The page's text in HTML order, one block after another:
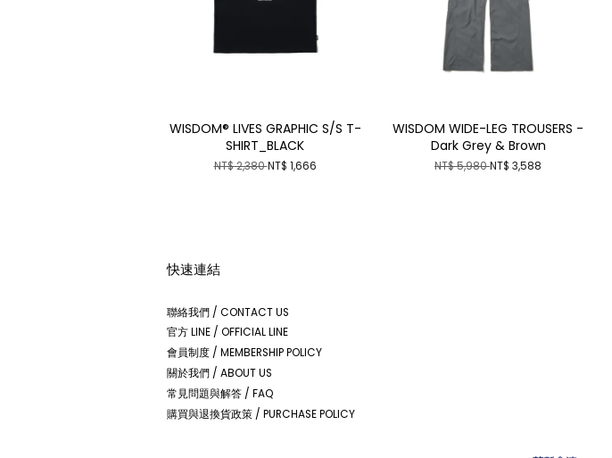
WISDOM® LIVES GRAPHIC S/S T-
SHIRT_BLACK
NT$ 2,380NT$ 1,666
WISDOM WIDE-LEG TROUSERS -
Dark Grey & Brown
NT$ 5,980NT$ 3,588
快速連結
聯絡我們 / CONTACT US
官方 LINE / OFFICIAL LINE
會員制度 / MEMBERSHIP POLICY
關於我們 / ABOUT US
常見問題與解答 / FAQ
購買與退換貨政策 / PURCHASE POLICY